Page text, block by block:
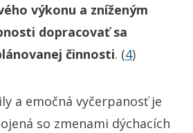
výkonu a zníženým
dopracovať sa
činnosti. (4)
a emočná vyčerpanosť je
so zmenami dýchacích